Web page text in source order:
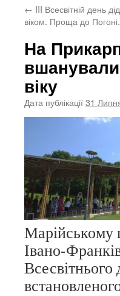
← III Всесвітній день
віком. Проща до Погоні.
На
віку
Дата публікації31
Марійському
Івано-
Всесвітнього